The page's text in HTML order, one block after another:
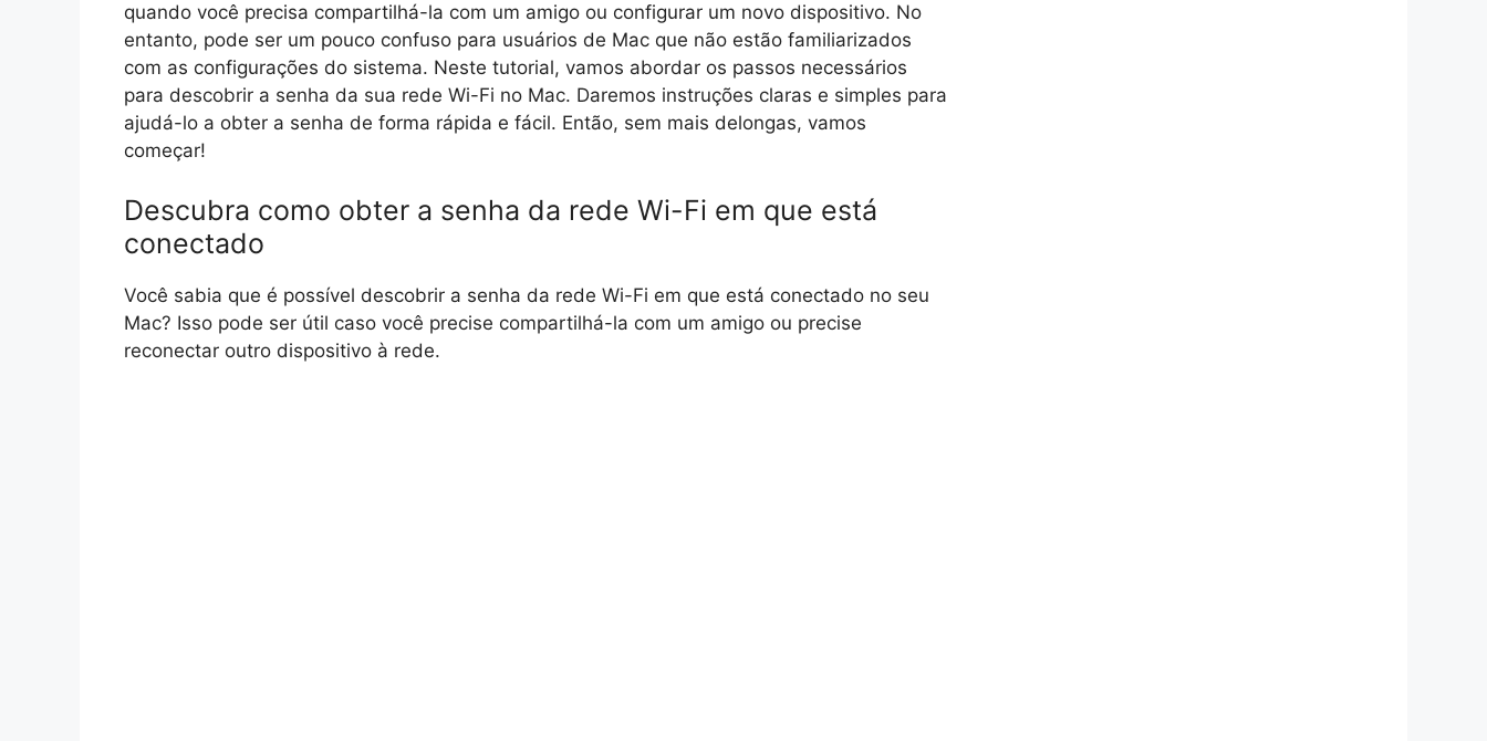
quando você precisa compartilhá-la com um amigo ou configurar um novo dispositivo. No
entanto, pode ser um pouco confuso para usuários de Mac que não estão familiarizados
com as configurações do sistema. Neste tutorial, vamos abordar os passos necessários
para descobrir a senha da sua rede Wi-Fi no Mac. Daremos instruções claras e simples para
ajudá-lo a obter a senha de forma rápida e fácil. Então, sem mais delongas, vamos
começar!
Descubra como obter a senha da rede Wi-Fi em que está
conectado
Você sabia que é possível descobrir a senha da rede Wi-Fi em que está conectado no seu
Mac? Isso pode ser útil caso você precise compartilhá-la com um amigo ou precise
reconectar outro dispositivo à rede.